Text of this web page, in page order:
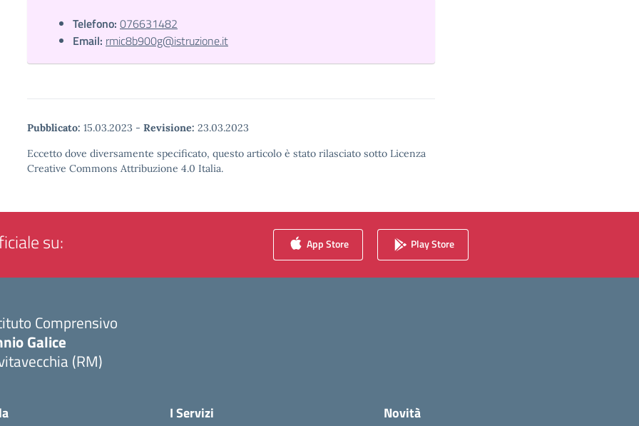
Telefono: 076631482
Email: rmic8b900g@istruzione.it
Pubblicato: 15.03.2023 - Revisione: 23.03.2023
Eccetto dove diversamente specificato, questo articolo è stato rilasciato sotto Licenza
Creative Commons Attribuzione 4.0 Italia.
su: App Store Play Store
Comprensivo
Galice
(RM)
I Servizi Novità